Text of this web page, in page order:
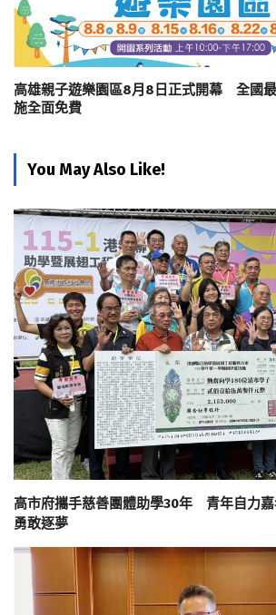
高雄親子遊樂園區8月8日正式開幕 全國
施全面免費
You May Also Like!
高市府攜手慈善團體助學30年 青年自力
勇敢逐夢